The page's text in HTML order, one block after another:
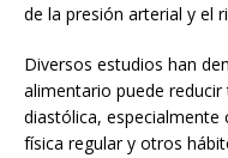
de la presión arterial y el
Diversos estudios han
alimentario puede
diastólica, especialmente
física regular y otros